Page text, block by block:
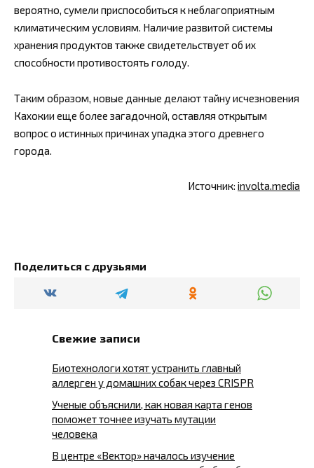
вероятно, сумели приспособиться к неблагоприятным
климатическим условиям. Наличие развитой системы
хранения продуктов также свидетельствует об их
способности противостоять голоду.
Таким образом, новые данные делают тайну исчезновения
Кахокии еще более загадочной, оставляя открытым
вопрос о истинных причинах упадка этого древнего
города.
Источник: involta.media
Поделиться с друзьями
Свежие записи
Биотехнологи хотят устранить главный
аллерген у домашних собак через CRISPR
Ученые объяснили, как новая карта генов
поможет точнее изучать мутации
человека
В центре «Вектор» началось изучение